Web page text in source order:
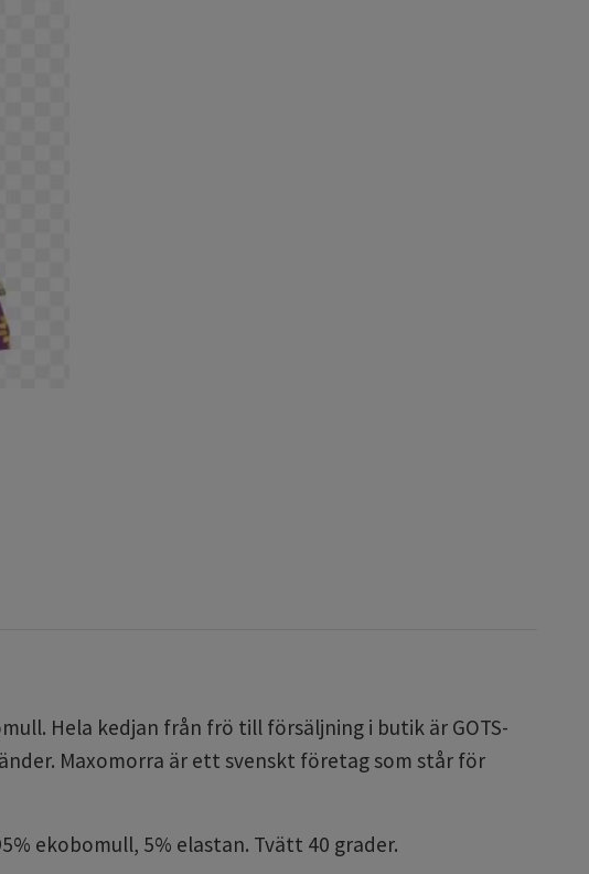
Hela kedjan från frö till försäljning i butik är GOTS-
Maxomorra är ett svenskt företag som står för
ekobomull, 5% elastan. Tvätt 40 grader.